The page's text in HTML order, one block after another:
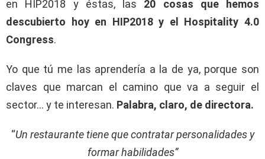
en HIP2018 y éstas, las 20 cosas que hemos
descubierto hoy en HIP2018 y el Hospitality 4.0
Congress.
Yo que tú me las aprendería a la de ya, porque son
claves que marcan el camino que va a seguir el
sector… y te interesan. Palabra, claro, de directora.
“Un restaurante tiene que contratar personalidades y
formar habilidades”